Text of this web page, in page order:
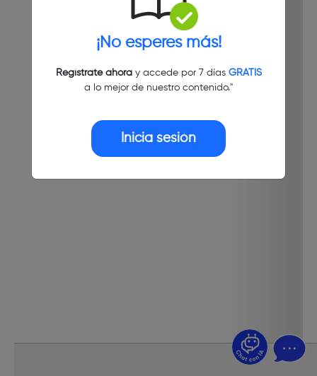
¡No esperes más!
Regístrate ahoray accede por 7 días GRATIS
a lo mejor de nuestro contenido."
Inicia sesión